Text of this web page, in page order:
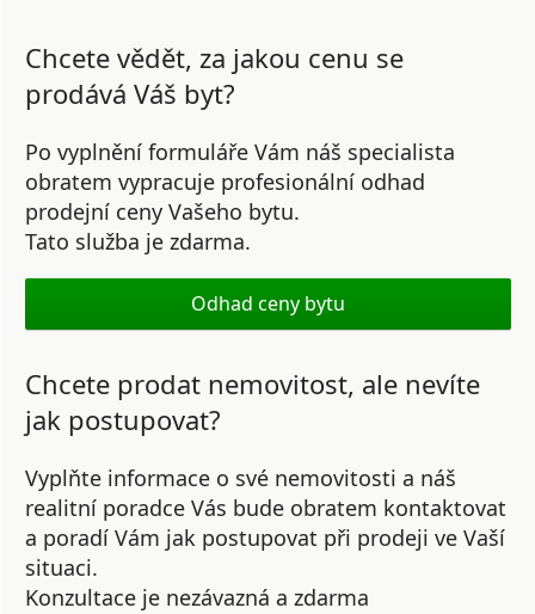
Chcete vědět, za jakou cenu se
prodává Váš byt?
Po vyplnění formuláře Vám náš specialista
obratem vypracuje profesionální odhad
prodejní ceny Vašeho bytu.
Tato služba je zdarma.
Odhad ceny bytu
Chcete prodat nemovitost, ale nevíte
jak postupovat?
Vyplňte informace o své nemovitosti a náš
realitní poradce Vás bude obratem kontaktovat
a poradí Vám jak postupovat při prodeji ve Vaší
situaci.
Konzultace je nezávazná a zdarma